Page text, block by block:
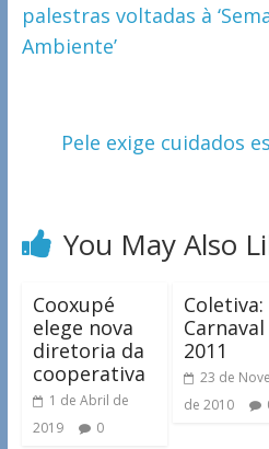
palestras voltadas à
Ambiente’
Pele exige cuidados
You May Also
Cooxupé
elege nova
diretoria da
cooperativa
1 de Abril de
2019
0
Coletiva:
Carnaval
2011
23 de
de 2010